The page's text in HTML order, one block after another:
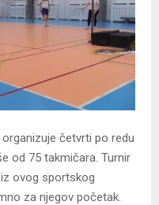
organizuje četvrti po redu
od 75 takmičara. Turnir
ovog sportskog
za njegov početak.